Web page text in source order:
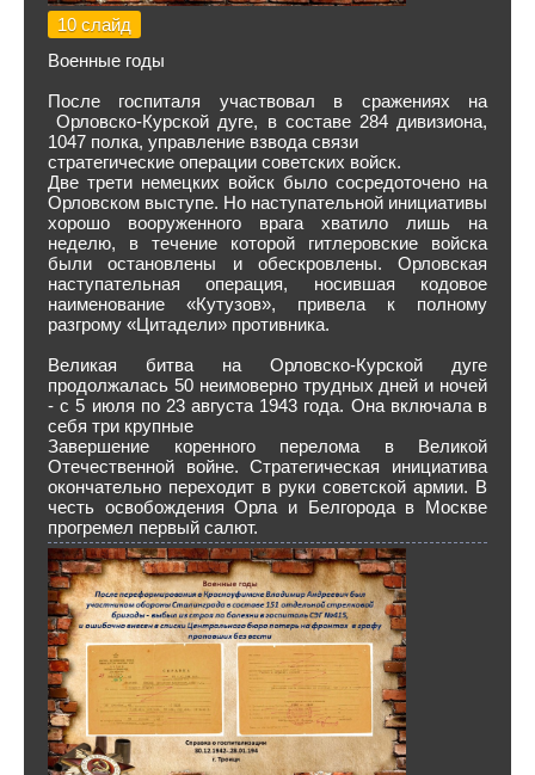
10 слайд
Военные годы
После госпиталя участвовал в сражениях на
Орловско-Курской дуге, в составе 284 дивизиона,
1047 полка, управление взвода связи
стратегические операции советских войск.
Две трети немецких войск было сосредоточено на
Орловском выступе. Но наступательной инициативы
хорошо вооруженного врага хватило лишь на
неделю, в течение которой гитлеровские войска
были остановлены и обескровлены. Орловская
наступательная операция, носившая кодовое
наименование «Кутузов», привела к полному
разгрому «Цитадели» противника.
Великая битва на Орловско-Курской дуге
продолжалась 50 неимоверно трудных дней и ночей
- с 5 июля по 23 августа 1943 года. Она включала в
себя три крупные
Завершение коренного перелома в Великой
Отечественной войне. Стратегическая инициатива
окончательно переходит в руки советской армии. В
честь освобождения Орла и Белгорода в Москве
прогремел первый салют.